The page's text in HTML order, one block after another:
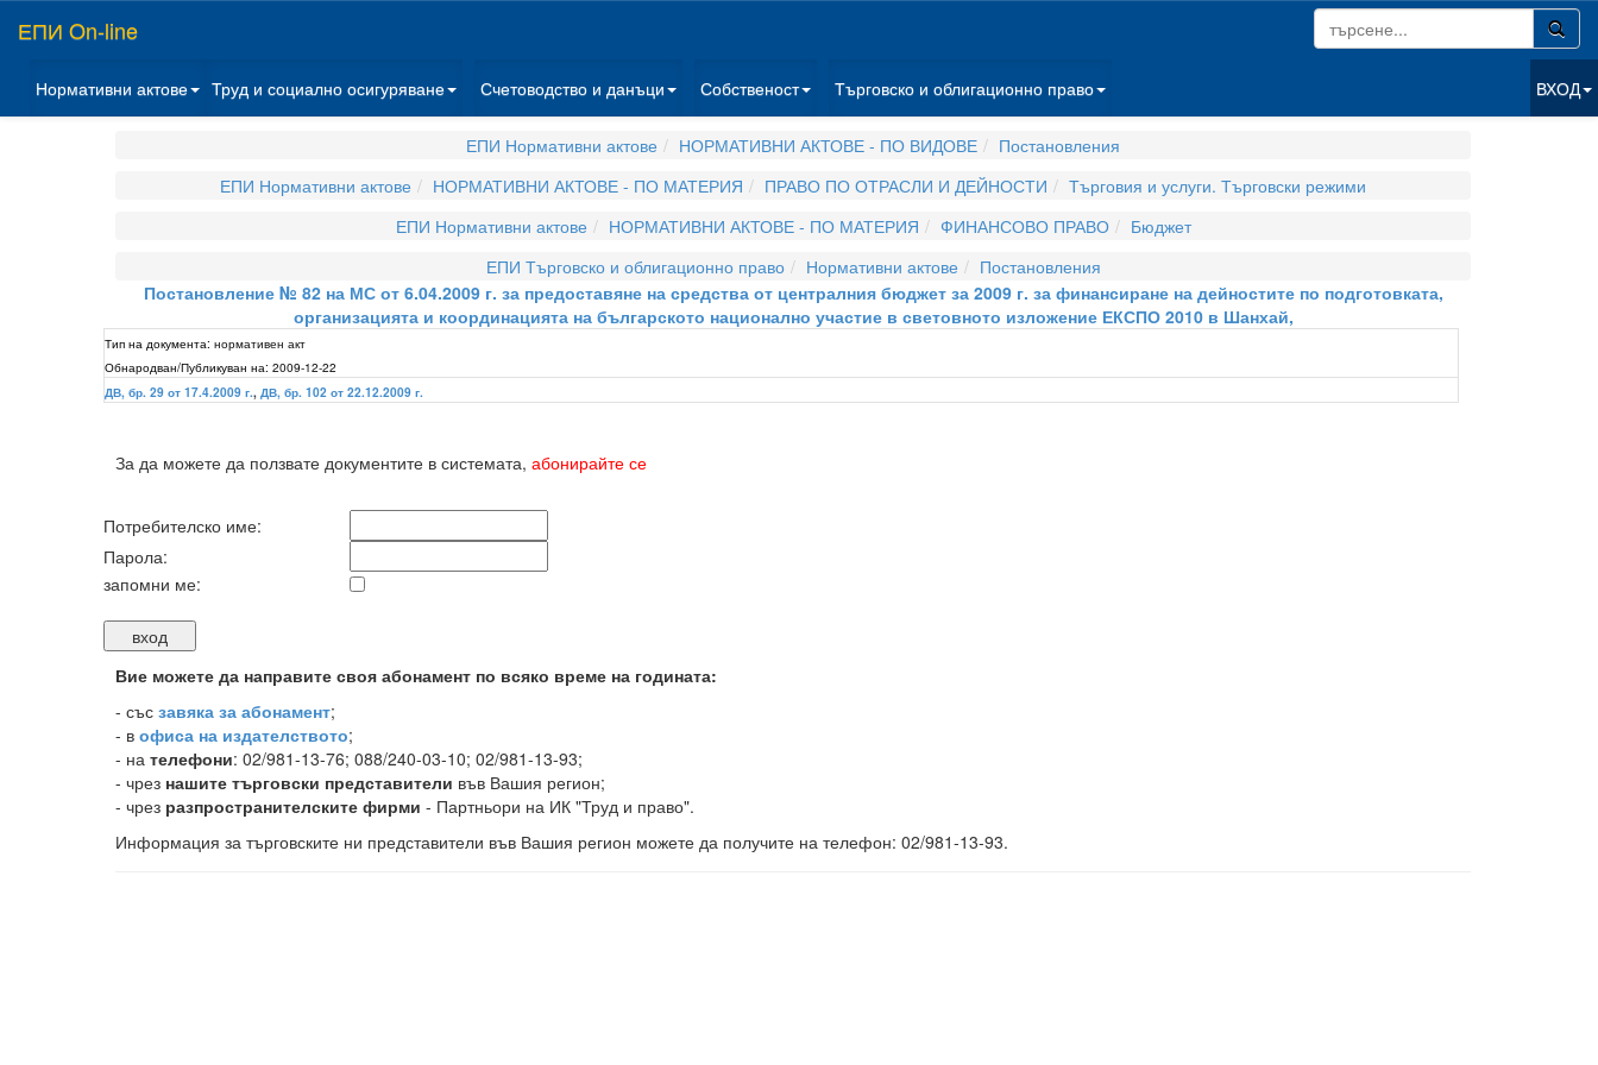
ЕПИ On-line
Нормативни актове Труд и социално осигуряване Счетоводство и данъци Собственост Търговско и облигационно право ВХОД
ЕПИ Нормативни актове НОРМАТИВНИ АКТОВЕ - ПО ВИДОВЕ
Постановления
ЕПИ Нормативни актове
НОРМАТИВНИ АКТОВЕ - ПО МАТЕРИЯ ПРАВО ПО ОТРАСЛИ И ДЕЙНОСТИ
Търговия и услуги. Търговски режими
ЕПИ Нормативни актове
НОРМАТИВНИ АКТОВЕ - ПО МАТЕРИЯ ФИНАНСОВО ПРАВО
Бюджет
ЕПИ Търговско и облигационно право
Нормативни актове
Постановления
Постановление № 82 на МС от 6.04.2009 г. за предоставяне на средства от централния бюджет за 2009 г. за финансиране на дейностите по подготовката,
организацията и координацията на българското национално участие в световното изложение ЕКСПО 2010 в Шанхай,
Тип на документа: нормативен акт
Обнародван/Публикуван на: 2009-12-22
ДВ, бр. 29 от 17.4.2009 г., ДВ, бр. 102 от 22.12.2009 г.
За да можете да ползвате документите в системата, абонирайте се
Потребителско име:
Парола:
запомни ме:
Вие можете да направите своя абонамент по всяко време на годината:
- със завяка за абонамент;
- в офиса на издателството;
- на телефони: 02/981-13-76; 088/240-03-10; 02/981-13-93;
- чрез нашите търговски представители във Вашия регион;
- чрез разпространителските фирми - Партньори на ИК "Труд и право".
Информация за търговските ни представители във Вашия регион можете да получите на телефон: 02/981-13-93.